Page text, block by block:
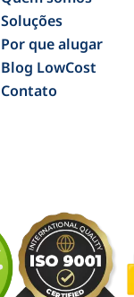
Soluções
Por que alugar
Blog LowCost
Contato